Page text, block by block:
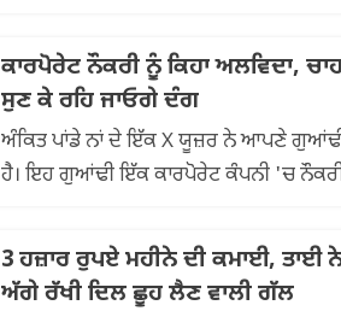
ਕਾਰਪੋਰੇਟ ਨੌਕਰੀ ਨੂੰ ਕਿਹਾ ਅਲਵਿਦਾ,
ਸੁਣ ਕੇ ਰਹਿ ਜਾਓਗੇ ਦੰਗ
ਅੰਕਿਤ ਪਾਂਡੇ ਨਾਂ ਦੇ ਇੱਕ X ਯੂਜ਼ਰ ਨੇ ਆਪਣੇ
ਹੈ। ਇਹ ਗੁਆਂਢੀ ਇੱਕ ਕਾਰਪੋਰੇਟ ਕੰਪਨੀ 'ਚ ਨੌਕਰੀ
3 ਹਜ਼ਾਰ ਰੁਪਏ ਮਹੀਨੇ ਦੀ ਕਮਾਈ, ਤਾਈ
ਅੱਗੇ ਰੱਖੀ ਦਿਲ ਛੂਹ ਲੈਣ ਵਾਲੀ ਗੱਲ